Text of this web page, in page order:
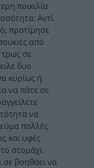
ποικιλία
Αντί
προτίμησε
από
σε
δυο
κυρίως ή
να πάτε σε
να
πολλές
και υφές
στομάχι
σε βοηθάει να